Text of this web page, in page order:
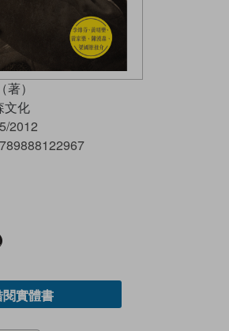
）
文化
2012
閱實體書